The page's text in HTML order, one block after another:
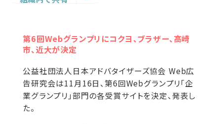
第6回Webグランプリにコクヨ、ブラザー、高崎
市、近大が決定
公益社団法人日本アドバタイザーズ協会 Web広
告研究会は11月16日、第6回Webグランプリ「企
業グランプリ」部門の各受賞サイトを決定、発表し
た。